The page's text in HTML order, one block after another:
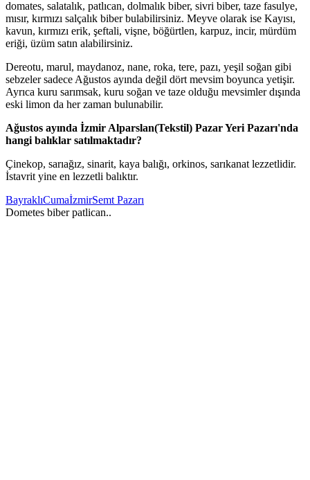
domates, salatalık, patlıcan, dolmalık biber, sivri biber, taze fasulye,
mısır, kırmızı salçalık biber bulabilirsiniz. Meyve olarak ise Kayısı,
kavun, kırmızı erik, şeftali, vişne, böğürtlen, karpuz, incir, mürdüm
eriği, üzüm satın alabilirsiniz.
Dereotu, marul, maydanoz, nane, roka, tere, pazı, yeşil soğan gibi
sebzeler sadece Ağustos ayında değil dört mevsim boyunca yetişir.
Ayrıca kuru sarımsak, kuru soğan ve taze olduğu mevsimler dışında
eski limon da her zaman bulunabilir.
Ağustos ayında İzmir Alparslan(Tekstil) Pazar Yeri Pazarı'nda
hangi balıklar satılmaktadır?
Çinekop, sarıağız, sinarit, kaya balığı, orkinos, sarıkanat lezzetlidir.
İstavrit yine en lezzetli balıktır.
BayraklıCumaİzmirSemt Pazarı
Dometes biber patlican..